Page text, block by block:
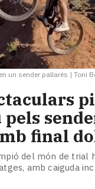
un sender pallarès | Toni
pels
final
del món de trial
amb caiguda